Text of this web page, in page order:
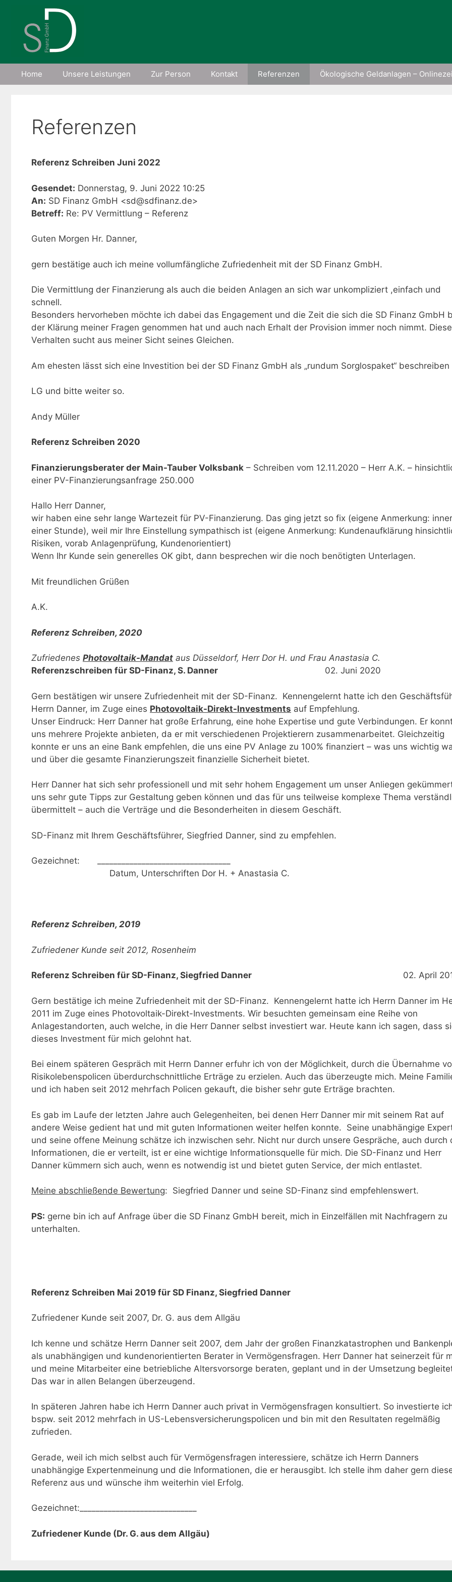
springen
Home Unsere Leistungen Zur Person Kontakt Referenzen Ökologische Geldanlagen –
Referenzen
Referenz Schreiben Juni 2022
Gesendet: Donnerstag, 9. Juni 2022 10:25
An: SD Finanz GmbH <sd@sdfinanz.de>
Betreff: Re: PV Vermittlung – Referenz
Guten Morgen Hr. Danner,
gern bestätige auch ich meine vollumfängliche Zufriedenheit mit der SD Finanz GmbH.
Die Vermittlung der Finanzierung als auch die beiden Anlagen an sich war unkompliziert ,einfach und
schnell.
Besonders hervorheben möchte ich dabei das Engagement und die Zeit die sich die SD Finanz GmbH
der Klärung meiner Fragen genommen hat und auch nach Erhalt der Provision immer noch nimmt.
Verhalten sucht aus meiner Sicht seines Gleichen.
Am ehesten lässt sich eine Investition bei der SD Finanz GmbH als „rundum Sorglospaket“ beschreiben
LG und bitte weiter so.
Andy Müller
Referenz Schreiben 2020
Finanzierungsberater der Main-Tauber Volksbank – Schreiben vom 12.11.2020 – Herr A.K. –
einer PV-Finanzierungsanfrage 250.000
Hallo Herr Danner,
wir haben eine sehr lange Wartezeit für PV-Finanzierung. Das ging jetzt so fix (eigene Anmerkung:
einer Stunde), weil mir Ihre Einstellung sympathisch ist (eigene Anmerkung: Kundenaufklärung
Risiken, vorab Anlagenprüfung, Kundenorientiert)
Wenn Ihr Kunde sein generelles OK gibt, dann besprechen wir die noch benötigten Unterlagen.
Mit freundlichen Grüßen
A.K.
Referenz Schreiben, 2020
Zufriedenes Photovoltaik-Mandat aus Düsseldorf, Herr Dor H. und Frau Anastasia C.
Referenzschreiben für SD-Finanz, S. Danner 02. Juni 2020
Gern bestätigen wir unsere Zufriedenheit mit der SD-Finanz. Kennengelernt hatte ich den
Herrn Danner, im Zuge eines Photovoltaik-Direkt-Investments auf Empfehlung.
Unser Eindruck: Herr Danner hat große Erfahrung, eine hohe Expertise und gute Verbindungen. Er
uns mehrere Projekte anbieten, da er mit verschiedenen Projektierern zusammenarbeitet. Gleichzeitig
konnte er uns an eine Bank empfehlen, die uns eine PV Anlage zu 100% finanziert – was uns wichtig
und über die gesamte Finanzierungszeit finanzielle Sicherheit bietet.
Herr Danner hat sich sehr professionell und mit sehr hohem Engagement um unser Anliegen
uns sehr gute Tipps zur Gestaltung geben können und das für uns teilweise komplexe Thema
übermittelt – auch die Verträge und die Besonderheiten in diesem Geschäft.
SD-Finanz mit Ihrem Geschäftsführer, Siegfried Danner, sind zu empfehlen.
Gezeichnet: _________________________________
Datum, Unterschriften Dor H. + Anastasia C.
Referenz Schreiben, 2019
Zufriedener Kunde seit 2012, Rosenheim
Referenz Schreiben für SD-Finanz, Siegfried Danner 02. April
Gern bestätige ich meine Zufriedenheit mit der SD-Finanz. Kennengelernt hatte ich Herrn Danner im
2011 im Zuge eines Photovoltaik-Direkt-Investments. Wir besuchten gemeinsam eine Reihe von
Anlagestandorten, auch welche, in die Herr Danner selbst investiert war. Heute kann ich sagen, dass
dieses Investment für mich gelohnt hat.
Bei einem späteren Gespräch mit Herrn Danner erfuhr ich von der Möglichkeit, durch die Übernahme
Risikolebenspolicen überdurchschnittliche Erträge zu erzielen. Auch das überzeugte mich. Meine
und ich haben seit 2012 mehrfach Policen gekauft, die bisher sehr gute Erträge brachten.
Es gab im Laufe der letzten Jahre auch Gelegenheiten, bei denen Herr Danner mir mit seinem Rat auf
andere Weise gedient hat und mit guten Informationen weiter helfen konnte. Seine unabhängige
und seine offene Meinung schätze ich inzwischen sehr. Nicht nur durch unsere Gespräche, auch durch
Informationen, die er verteilt, ist er eine wichtige Informationsquelle für mich. Die SD-Finanz und Herr
Danner kümmern sich auch, wenn es notwendig ist und bietet guten Service, der mich entlastet.
Meine abschließende Bewertung: Siegfried Danner und seine SD-Finanz sind empfehlenswert.
PS: gerne bin ich auf Anfrage über die SD Finanz GmbH bereit, mich in Einzelfällen mit Nachfragern zu
unterhalten.
Referenz Schreiben Mai 2019 für SD Finanz, Siegfried Danner
Zufriedener Kunde seit 2007, Dr. G. aus dem Allgäu
Ich kenne und schätze Herrn Danner seit 2007, dem Jahr der großen Finanzkatastrophen und
als unabhängigen und kundenorientierten Berater in Vermögensfragen. Herr Danner hat seinerzeit für
und meine Mitarbeiter eine betriebliche Altersvorsorge beraten, geplant und in der Umsetzung
Das war in allen Belangen überzeugend.
In späteren Jahren habe ich Herrn Danner auch privat in Vermögensfragen konsultiert. So investierte
bspw. seit 2012 mehrfach in US-Lebensversicherungspolicen und bin mit den Resultaten regelmäßig
zufrieden.
Gerade, weil ich mich selbst auch für Vermögensfragen interessiere, schätze ich Herrn Danners
unabhängige Expertenmeinung und die Informationen, die er herausgibt. Ich stelle ihm daher gern
Referenz aus und wünsche ihm weiterhin viel Erfolg.
Gezeichnet:_____________________________
Zufriedener Kunde (Dr. G. aus dem Allgäu)